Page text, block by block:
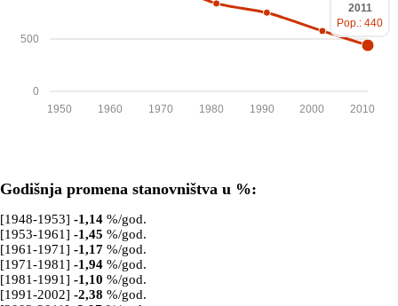
0
500
2010
2000
1990
1980
1970
1960
1950
2011
Pop.: 440
Godišnja promena stanovništva u %:
[1948-1953] -1,14 %/god.
[1953-1961] -1,45 %/god.
[1961-1971] -1,17 %/god.
[1971-1981] -1,94 %/god.
[1981-1991] -1,10 %/god.
[1991-2002] -2,38 %/god.